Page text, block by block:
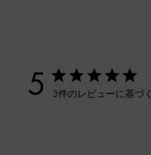
5 3件のレビューに基づく